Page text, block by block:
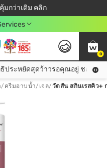
มกว่าเดิม คลิก
ดเพิ่มจุก ๆ 10%! 🎉
ชอป 499฿
ลับดียังไง?
0
มีบัตรสมาชิกวัตสัน คลับรึยัง? สิทธิประหยัดสุดว้าวรอคุณอยู่ ชอปคุ้มกว่าเดิม คลิก!
ประหยัดสุดว้าวรอคุณอยู่ ชอปคุ้มก
/ ครีมอาบน้ำ/เจล/วัตสัน สกินเรสคิว+